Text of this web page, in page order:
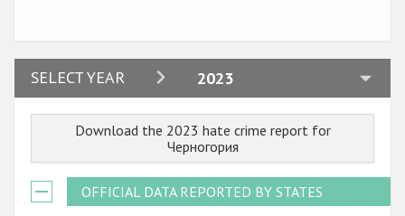
SELECT YEAR 2023
2024
2022
2021
2020
Download the 2023 hate crime report for
Черногория
OFFICIAL DATA REPORTED BY STATES